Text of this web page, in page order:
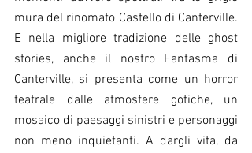
mura del rinomato Castello di Canterville.
E nella migliore tradizione delle ghost
stories, anche il nostro Fantasma di
Canterville, si presenta come un horror
teatrale dalle atmosfere gotiche, un
mosaico di paesaggi sinistri e personaggi
non meno inquietanti. A dargli vita, da